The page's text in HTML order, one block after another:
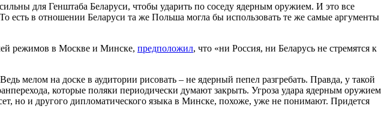
для Генштаба Беларуси, чтобы ударить по соседу ядерным оружием. И это все
есть в отношении Беларуси та же Польша могла бы использовать те же самые аргументы
режимов в Москве и Минске, предположил, что «ни Россия, ни Беларусь не стремятся к
мелом на доске в аудитории рисовать – не ядерный пепел разгребать. Правда, у такой
которые поляки периодически думают закрыть. Угроза удара ядерным оружием
но и другого дипломатического языка в Минске, похоже, уже не понимают. Придется